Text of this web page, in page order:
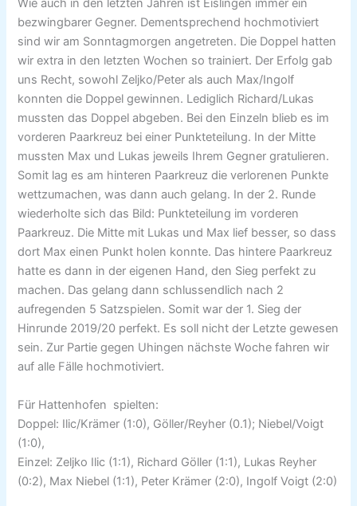
Wie auch in den letzten Jahren ist Eislingen immer ein
bezwingbarer Gegner. Dementsprechend hochmotiviert
sind wir am Sonntagmorgen angetreten. Die Doppel hatten
wir extra in den letzten Wochen so trainiert. Der Erfolg gab
uns Recht, sowohl Zeljko/Peter als auch Max/Ingolf
konnten die Doppel gewinnen. Lediglich Richard/Lukas
mussten das Doppel abgeben. Bei den Einzeln blieb es im
vorderen Paarkreuz bei einer Punkteteilung. In der Mitte
mussten Max und Lukas jeweils Ihrem Gegner gratulieren.
Somit lag es am hinteren Paarkreuz die verlorenen Punkte
wettzumachen, was dann auch gelang. In der 2. Runde
wiederholte sich das Bild: Punkteteilung im vorderen
Paarkreuz. Die Mitte mit Lukas und Max lief besser, so dass
dort Max einen Punkt holen konnte. Das hintere Paarkreuz
hatte es dann in der eigenen Hand, den Sieg perfekt zu
machen. Das gelang dann schlussendlich nach 2
aufregenden 5 Satzspielen. Somit war der 1. Sieg der
Hinrunde 2019/20 perfekt. Es soll nicht der Letzte gewesen
sein. Zur Partie gegen Uhingen nächste Woche fahren wir
auf alle Fälle hochmotiviert.
Für Hattenhofen spielten:
Doppel: Ilic/Krämer (1:0), Göller/Reyher (0.1); Niebel/Voigt
(1:0),
Einzel: Zeljko Ilic (1:1), Richard Göller (1:1), Lukas Reyher
(0:2), Max Niebel (1:1), Peter Krämer (2:0), Ingolf Voigt (2:0)